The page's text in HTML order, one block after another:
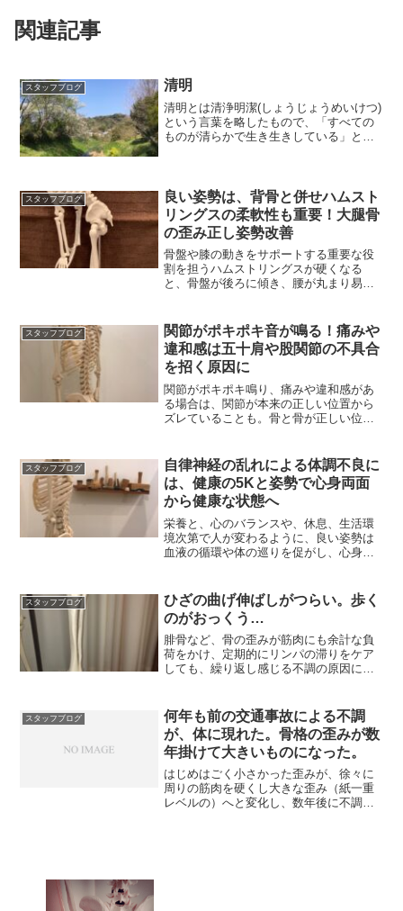
関連記事
スタッフブログ 清明
清明とは清浄明潔(しょうじょうめいけつ)
という言葉を略したもので、「すべての
ものが清らかで生き生きしている」とい
スタッフブログ
良い姿勢は、背骨と併せハムスト
リングスの柔軟性も重要！大腿骨
の歪み正し姿勢改善
骨盤や膝の動きをサポートする重要な役
割を担うハムストリングスが硬くなる
と、骨盤が後ろに傾き、腰が丸まり易く
スタッフブログ
関節がポキポキ音が鳴る！痛みや
違和感は五十肩や股関節の不具合
を招く原因に
関節がポキポキ鳴り、痛みや違和感があ
る場合は、関節が本来の正しい位置から
ズレていることも。骨と骨が正しい位置
スタッフブログ
自律神経の乱れによる体調不良に
は、健康の5Kと姿勢で心身両面
から健康な状態へ
栄養と、心のバランスや、休息、生活環
境次第で人が変わるように、良い姿勢は
血液の循環や体の巡りを促がし、心身の
スタッフブログ
ひざの曲げ伸ばしがつらい。歩く
のがおっくう…
腓骨など、骨の歪みが筋肉にも余計な負
荷をかけ、定期的にリンパの滞りをケア
しても、繰り返し感じる不調の原因にな
スタッフブログ
何年も前の交通事故による不調
が、体に現れた。骨格の歪みが数
年掛けて大きいものになった。
はじめはごく小さかった歪みが、徐々に
周りの筋肉を硬くし大きな歪み（紙一重
レベルの）へと変化し、数年後に不調を